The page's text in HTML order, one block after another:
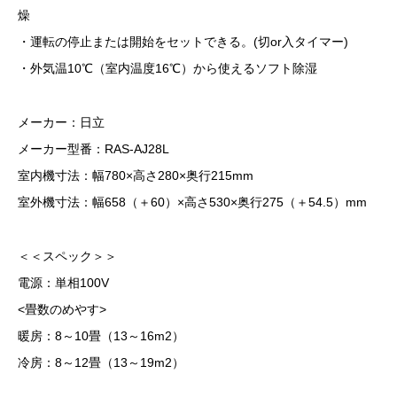
燥
・運転の停止または開始をセットできる。(切or入タイマー)
・外気温10℃（室内温度16℃）から使えるソフト除湿
メーカー：日立
メーカー型番：RAS-AJ28L
室内機寸法：幅780×高さ280×奥行215mm
室外機寸法：幅658（＋60）×高さ530×奥行275（＋54.5）mm
＜＜スペック＞＞
電源：単相100V
<畳数のめやす>
暖房：8～10畳（13～16m2）
冷房：8～12畳（13～19m2）